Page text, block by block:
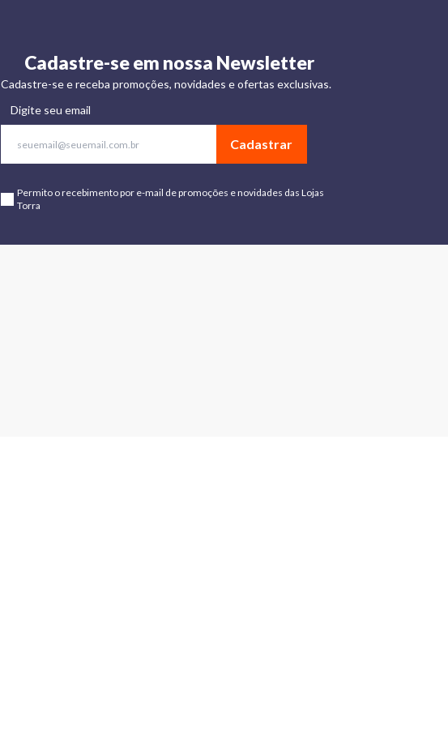
Cadastre-se em nossa Newsletter
Cadastre-se e receba promoções, novidades e ofertas exclusivas.
Digite seu email
Cadastrar
Permito o recebimento por e-mail de promoções e novidades das Lojas
Torra